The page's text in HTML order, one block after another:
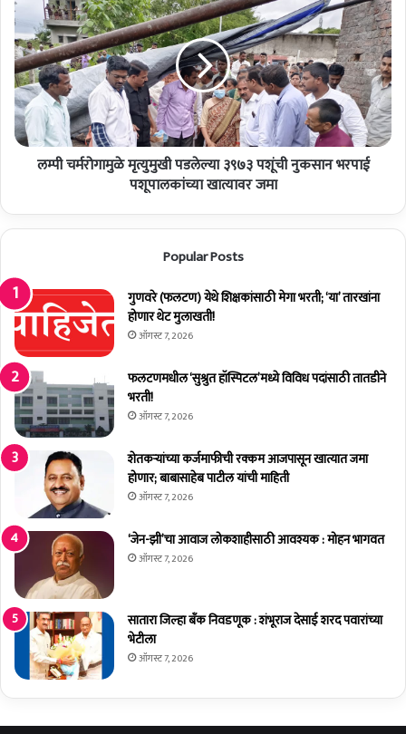
’
चा
ज्यु
री
पु
र
स्का
र
म्पी
च
र्म
रो
गा
मु
ळे
मृ
प
ल्या
३
९
७
३
प
शूं
ची
नु
क
सा
र
पा
प
शू
पा
च्या
खा
लम्पी चर्मरोगामुळे मृत्युमुखी पडलेल्या ३९७३ पशूंची नुकसान भरपाई
पशूपालकांच्या खात्यावर जमा
Popular Posts
गुणवरे (फलटण) येथे शिक्षकांसाठी मेगा भरती; ‘या’ तारखांना
होणार थेट मुलाखती!
ऑगस्ट 7, 2026
फलटणमधील ‘सुश्रुत हॉस्पिटल’मध्ये विविध पदांसाठी तातडीने
भरती!
ऑगस्ट 7, 2026
शेतकर्‍यांच्या कर्जमाफीची रक्कम आजपासून खात्यात जमा
होणार; बाबासाहेब पाटील यांची माहिती
ऑगस्ट 7, 2026
‘जेन-झी’चा आवाज लोकशाहीसाठी आवश्यक : मोहन भागवत
ऑगस्ट 7, 2026
सातारा जिल्हा बँक निवडणूक : शंभूराज देसाई शरद पवारांच्या
भेटीला
ऑगस्ट 7, 2026